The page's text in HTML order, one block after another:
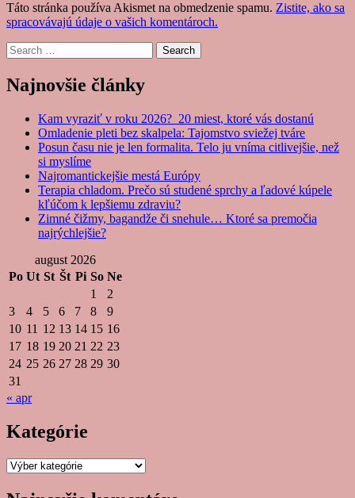
Táto stránka používa Akismet na obmedzenie spamu. Zistite, ako sa
spracovávajú údaje o vašich komentároch.
Search
Najnovšie články
Kam vyraziť v roku 2026? 20 miest, ktoré vás dostanú
Omladenie pleti bez skalpela: Tajomstvo sviežej tváre
Posun času nie je len formalita. Telo ju vníma citlivejšie, než
si myslíme
Najromantickejšie mestá Európy
Terapia chladom. Prečo sú studené sprchy a ľadové kúpele
kľúčom k lepšiemu zdraviu?
Zimné čižmy, bagandže či snehule… Ktoré sa premočia
najrýchlejšie?
august 2026
Po Ut St Št Pi So Ne
1
2
3
4 5 6 7 8
9
10 11 12 13 14 15 16
17 18 19 20 21 22 23
24 25 26 27 28 29 30
31
« apr
Kategórie
Kategórie